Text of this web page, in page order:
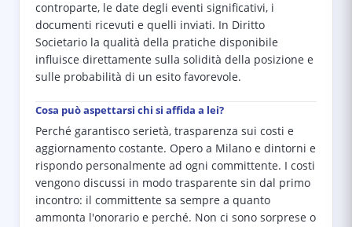
controparte, le date degli eventi significativi, i
documenti ricevuti e quelli inviati. In Diritto
Societario la qualità della pratiche disponibile
influisce direttamente sulla solidità della posizione e
sulle probabilità di un esito favorevole.
Cosa può aspettarsi chi si affida a lei?
Perché garantisco serietà, trasparenza sui costi e
aggiornamento costante. Opero a Milano e dintorni e
rispondo personalmente ad ogni committente. I costi
vengono discussi in modo trasparente sin dal primo
incontro: il committente sa sempre a quanto
ammonta l'onorario e perché. Non ci sono sorprese o